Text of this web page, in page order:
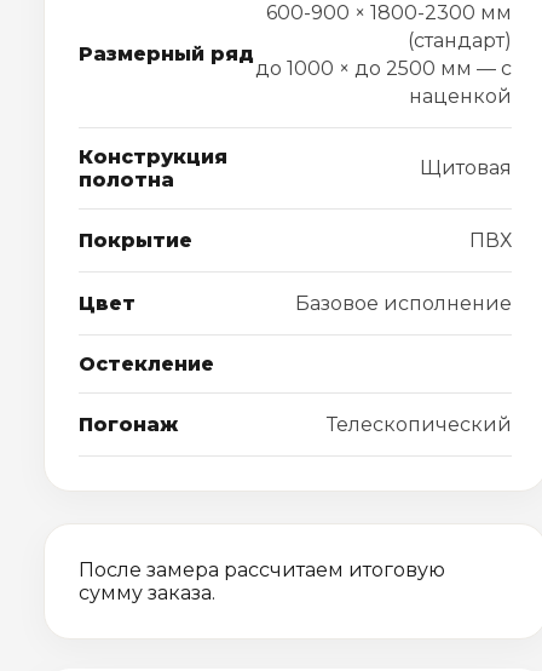
Размерный ряд
600-900 × 1800-2300 мм
(стандарт)
до 1000 × до 2500 мм — с
наценкой
Конструкция
полотна
Щитовая
Покрытие ПВХ
Цвет Базовое исполнение
Остекление
Погонаж Телескопический
После замера рассчитаем итоговую
сумму заказа.